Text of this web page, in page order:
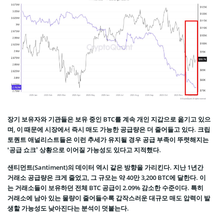
장기 보유자와 기관들은 보유 중인 BTC를 계속 개인 지갑으로 옮기고 있으
며, 이 때문에 시장에서 즉시 매도 가능한 공급량은 더 줄어들고 있다. 크립
토퀀트 애널리스트들은 이런 추세가 유지될 경우 공급 부족이 뚜렷해지는
‘공급 쇼크’ 상황으로 이어질 가능성도 있다고 지적했다.
샌티먼트(Santiment)의 데이터 역시 같은 방향을 가리킨다. 지난 1년간
거래소 공급량은 크게 줄었고, 그 규모는 약 40만 3,200 BTC에 달한다. 이
는 거래소들이 보유하던 전체 BTC 공급이 2.09% 감소한 수준이다. 특히
거래소에 남아 있는 물량이 줄어들수록 갑작스러운 대규모 매도 압력이 발
생할 가능성도 낮아진다는 분석이 덧붙는다.